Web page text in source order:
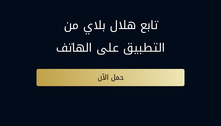
تابع هلال بلاي من
التطبيق على الهاتف
حمل الآن